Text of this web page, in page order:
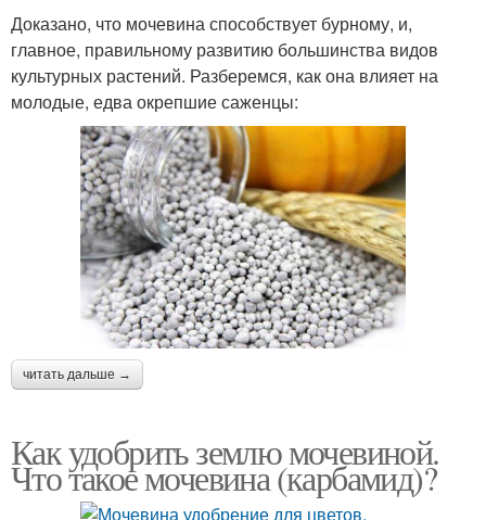
Доказано, что мочевина способствует бурному, и,
главное, правильному развитию большинства видов
культурных растений. Разберемся, как она влияет на
молодые, едва окрепшие саженцы:
читать дальше →
Как удобрить землю мочевиной.
Что такое мочевина (карбамид)?